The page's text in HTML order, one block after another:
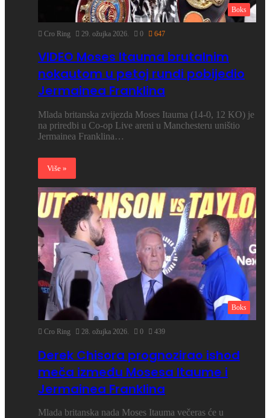
Boks
Cro Ring 29. ožujka 2026. 0 647
VIDEO Moses Itauma brutalnim
nokautom u petoj rundi pobijedio
Jermainea Franklina
Mlada britanska zvijezda Moses Itauma (14-0, 12 KO) je
na priredbi u Co-op Live areni u Manchesteru uništio
Jermainea Franklina…
Više »
Boks
Cro Ring 28. ožujka 2026. 0 439
Derek Chisora prognozirao ishod
meča između Mosesa Itaume i
Jermainea Franklina
Mlada britanska nada Moses Itauma večeras će u